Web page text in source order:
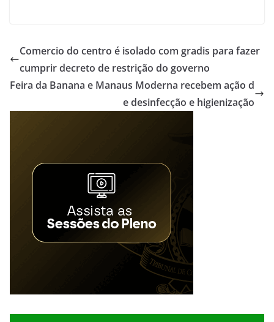
Comercio do centro é isolado com gradis para fazer
cumprir decreto de restrição do governo
Feira da Banana e Manaus Moderna recebem ação d
e desinfecção e higienização